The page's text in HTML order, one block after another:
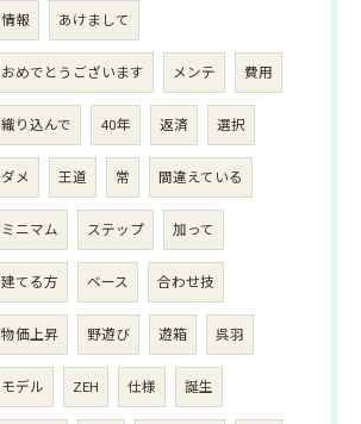
情報 あけまして
おめでとうございます メンテ 費用
織り込んで 40年 返済 選択
ダメ 王道 常 間違えている
ミニマム ステップ 加って
建てる方 ベース 合わせ技
物価上昇 野遊び 遊箱 呉羽
モデル ZEH 仕様 誕生